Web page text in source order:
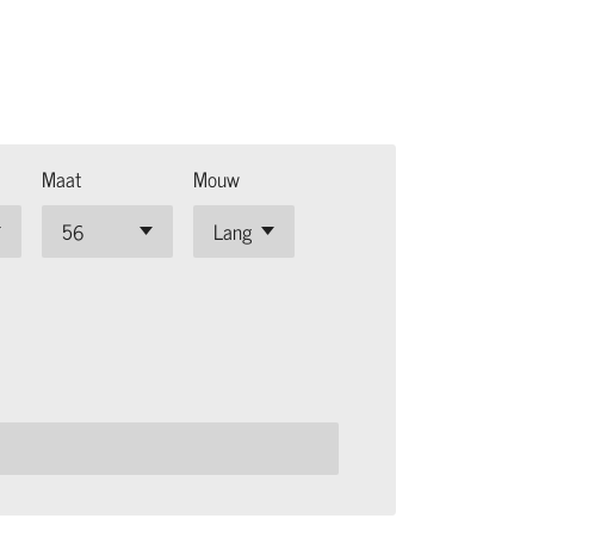
Maat Mouw